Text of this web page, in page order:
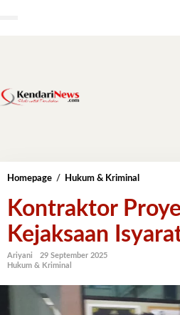
Homepage / Hukum & Kriminal
AKKP
Wakatobi
Ditahan,
Kontraktor
Kejaksaan
Ariyani
29 September 2025
Hukum & Kriminal